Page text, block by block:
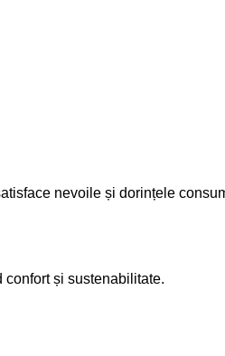
nevoile și dorințele
și sustenabilitate.